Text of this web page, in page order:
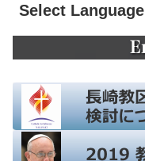
Select Language